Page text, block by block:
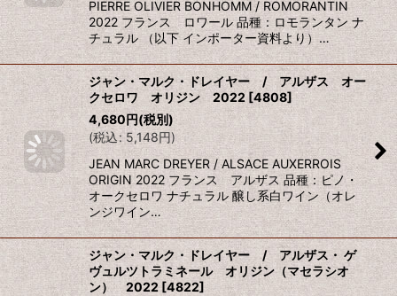
PIERRE OLIVIER BONHOMM / ROMORANTIN
2022 フランス ロワール 品種：ロモランタン ナ
チュラル （以下 インポーター資料より）…
ジャン・マルク・ドレイヤー / アルザス オー
クセロワ オリジン 2022 [4808]
4,680円(税別)
(税込: 5,148円)
JEAN MARC DREYER / ALSACE AUXERROIS
ORIGIN 2022 フランス アルザス 品種：ピノ・
オークセロワ ナチュラル 醸し系白ワイン（オレ
ンジワイン…
ジャン・マルク・ドレイヤー / アルザス・ ゲ
ヴュルツトラミネール オリジン（マセラシオ
ン） 2022[4822]